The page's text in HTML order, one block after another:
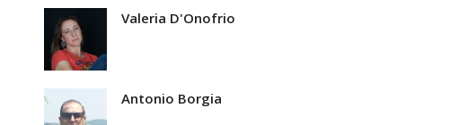
Valeria D'Onofrio
Antonio Borgia